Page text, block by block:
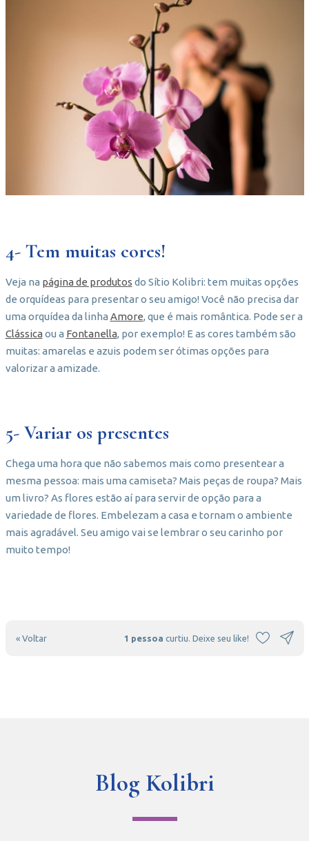
4- Tem muitas cores!
Veja na página de produtos do Sítio Kolibri: tem muitas opções
de orquídeas para presentar o seu amigo! Você não precisa dar
uma orquídea da linha Amore, que é mais romântica. Pode ser a
Clássica ou a Fontanella, por exemplo! E as cores também são
muitas: amarelas e azuis podem ser ótimas opções para
valorizar a amizade.
5- Variar os presentes
Chega uma hora que não sabemos mais como presentear a
mesma pessoa: mais uma camiseta? Mais peças de roupa? Mais
um livro? As flores estão aí para servir de opção para a
variedade de flores. Embelezam a casa e tornam o ambiente
mais agradável. Seu amigo vai se lembrar o seu carinho por
muito tempo!
« Voltar 1 pessoa curtiu. Deixe seu like!
Blog Kolibri